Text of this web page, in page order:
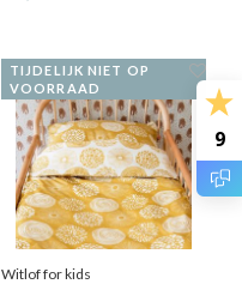
9
TIJDELIJK NIET OP
VOORRAAD
Witlof for kids